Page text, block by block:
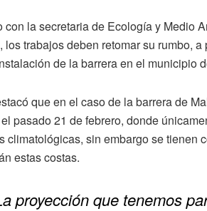
con la secretaria de Ecología y Medio
los trabajos deben retomar su rumbo,
de la barrera en el municipio
que en el caso de la barrera de
pasado 21 de febrero, donde
climatológicas, sin embargo se tienen
estas costas.
proyección que tenemos